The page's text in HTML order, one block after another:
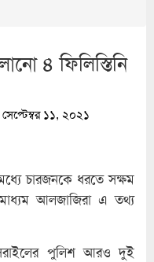
৪ ফিলিস্তিনি
সেপ্টেম্বর ১১, ২০২১
চারজনকে ধরতে সক্ষম
আলজাজিরা এ তথ্য
পুলিশ আরও দুই